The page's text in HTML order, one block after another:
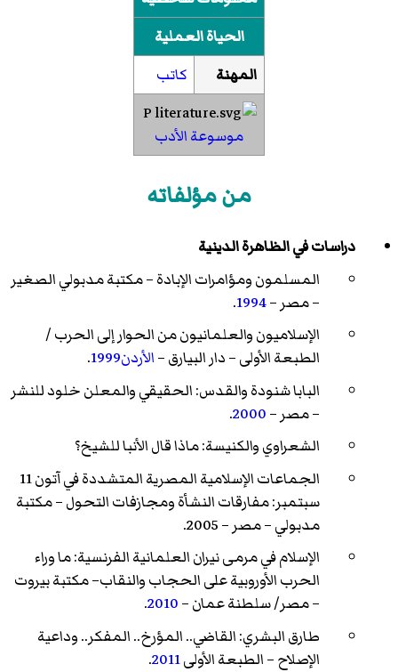
الحياة العملية
المهنة
كاتب
موسوعة الأدب
من مؤلفاته
دراسات في الظاهرة الدينية
المسلمون ومؤامرات الإبادة – مكتبة مدبولي الصغير
– مصر –1994
.
الإسلاميون والعلمانيون من الحوار إلى الحرب /
الطبعة الأولى – دار البيارق –الأردن1999
.
البابا شنودة والقدس: الحقيقي والمعلن خلود للنشر
– مصر –2000
.
الشعراوي والكنيسة: ماذا قال الأنبا للشيخ؟
الجماعات الإسلامية المصرية المتشددة في آتون 11
سبتمبر: مفارقات النشأة ومجازفات التحول – مكتبة
مدبولي – مصر – 2005.
الإسلام في مرمى نيران العلمانية الفرنسية: ما وراء
الحرب الأوروبية على الحجاب والنقاب– مكتبة بيروت
– مصر/ سلطنة عمان –2010
.
طارق البشري: القاضي.. المؤرخ.. المفكر.. وداعية
الإصلاح – الطبعة الأولى2011
.